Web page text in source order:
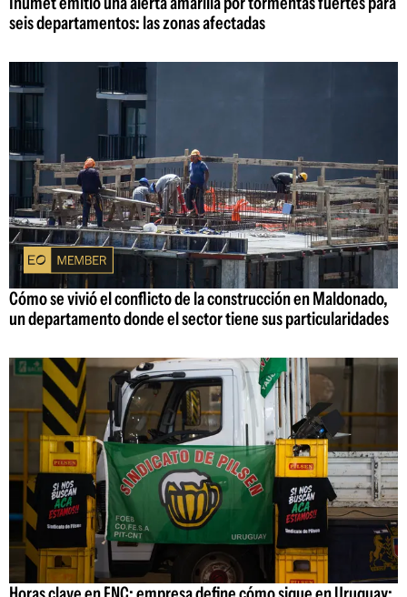
seis departamentos: las zonas afectadas
Cómo se vivió el conflicto de la construcción en Maldonado,
un departamento donde el sector tiene sus particularidades